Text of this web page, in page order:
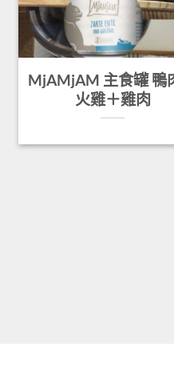
MjAMjAM 主食罐 鴨
火雞＋雞肉